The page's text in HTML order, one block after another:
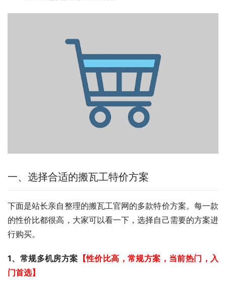
一、选择合适的搬瓦工特价方案
下面是站长亲自整理的搬瓦工官网的多款特价方案。每一款
的性价比都很高，大家可以看一下，选择自己需要的方案进
行购买。
1、常规多机房方案 【性价比高，常规方案，当前热门，入
门首选】